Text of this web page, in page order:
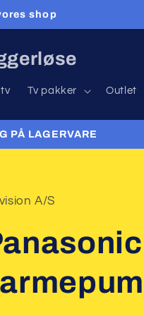
shop
tv Tv pakker Outlet
PÅ LAGERVARE
A/S